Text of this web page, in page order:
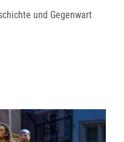
und Gegenwart